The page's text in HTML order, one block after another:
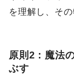
を理解し、そ
原則2：魔法
ぶす